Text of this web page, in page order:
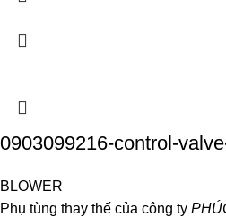
0903099216-control-
BLOWER
Phụ tùng thay thế của công ty